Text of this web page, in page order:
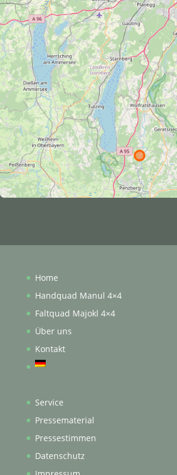
Home
Handquad Manul 4×4
Faltquad Majokl 4×4
Über uns
Kontakt
Service
Pressematerial
Pressestimmen
Datenschutz